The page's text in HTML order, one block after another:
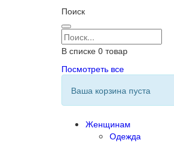
Поиск
В списке 0 товар
Посмотреть все
Ваша корзина пуста
Женщинам
Одежда